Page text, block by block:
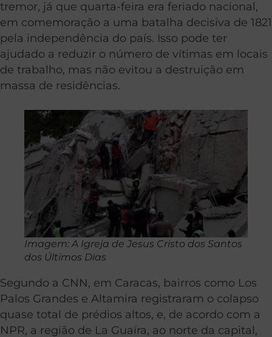
tremor, já que quarta-feira era feriado nacional,
em comemoração a uma batalha decisiva de 1821
pela independência do país. Isso pode ter
ajudado a reduzir o número de vítimas em locais
de trabalho, mas não evitou a destruição em
massa de residências.
Imagem: A Igreja de Jesus Cristo dos Santos
dos Últimos Dias
Segundo a CNN, em Caracas, bairros como Los
Palos Grandes e Altamira registraram o colapso
quase total de prédios altos, e, de acordo com a
NPR, a região de La Guaíra, ao norte da capital,